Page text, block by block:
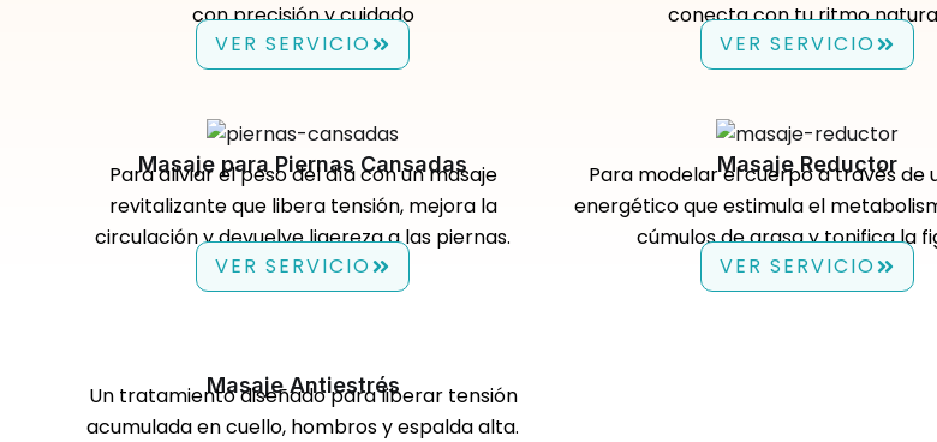
con precisión y cuidado
VER SERVICIO
conecta con tu ritmo
VER SERVICIO
Masaje para Piernas Cansadas
Para aliviar el peso del día con un masaje
revitalizante que libera tensión, mejora la
circulación y devuelve ligereza a las piernas.
VER SERVICIO
Masaje Reductor
Para modelar el cuerpo a través de
energético que estimula el
cúmulos de grasa y tonifica la
VER SERVICIO
Masaje Antiestrés
Un tratamiento diseñado para liberar tensión
acumulada en cuello, hombros y espalda alta.